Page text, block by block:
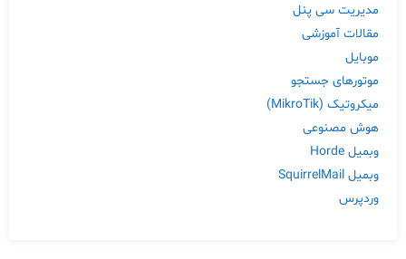
مدیریت سی پنل
مقالات آموزشی
موبایل
موتورهای جستجو
میکروتیک (MikroTik)
هوش مصنوعی
وبمیل Horde
وبمیل SquirrelMail
وردپرس